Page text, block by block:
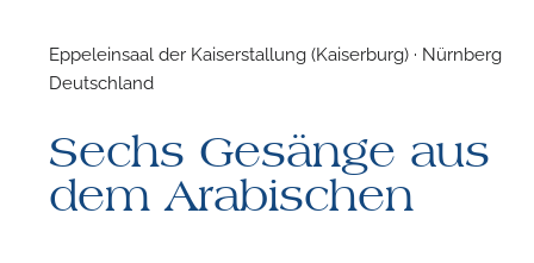
Eppeleinsaal der Kaiserstallung (Kaiserburg) · Nürnberg ·
Deutschland
Sechs Gesänge aus
dem Arabischen